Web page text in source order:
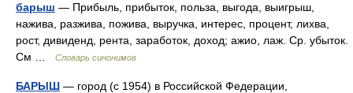
барыш — Прибыль, прибыток, польза, выгода, выигрыш,
нажива, разжива, пожива, выручка, интерес, процент, лихва,
рост, дивиденд, рента, заработок, доход; ажио, лаж. Ср. убыток.
См …
Словарь синонимов
БАРЫШ — город (с 1954) в Российской Федерации,